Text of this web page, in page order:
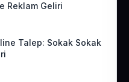
Reklam Geliri
Talep: Sokak Sokak